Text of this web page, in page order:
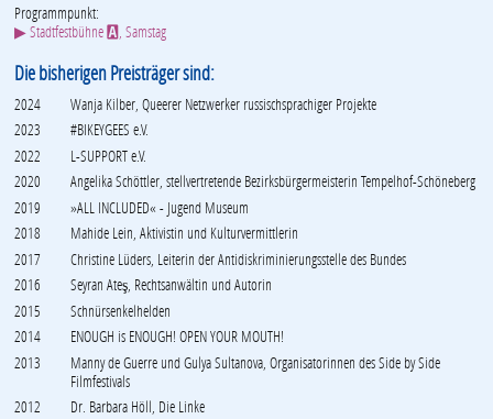
Programmpunkt:
▶ StadtfestbühneA, Samstag
Die bisherigen Preisträger sind:
2024
Wanja Kilber, Queerer Netzwerker russischsprachiger Projekte
2023
#BIKEYGEES e.V.
2022
L-SUPPORT e.V.
2020
Angelika Schöttler, stellvertretende Bezirksbürgermeisterin Tempelhof-Schöneberg
2019
»ALL INCLUDED« - Jugend Museum
2018
Mahide Lein, Aktivistin und Kulturvermittlerin
2017
Christine Lüders, Leiterin der Antidiskriminierungsstelle des Bundes
2016
Seyran Ateş, Rechtsanwältin und Autorin
2015
Schnürsenkelhelden
2014
ENOUGH is ENOUGH! OPEN YOUR MOUTH!
2013
Manny de Guerre und Gulya Sultanova, Organisatorinnen des Side by Side
Filmfestivals
2012
Dr. Barbara Höll, Die Linke